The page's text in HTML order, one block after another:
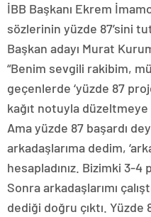
İBB Başkanı Ekrem
sözlerinin yüzde 87’sini
Başkan adayı Murat
“Benim sevgili rakibim,
geçenlerde ‘yüzde 87
kağıt notuyla düzeltmeye
Ama yüzde 87 başardı
arkadaşlarıma dedim,
hesapladınız. Bizimki 3-4
Sonra arkadaşlarımı
dediği doğru çıktı. Yüzde